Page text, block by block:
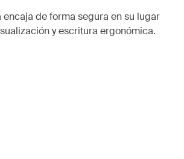
de forma segura en su lugar
y escritura ergonómica.